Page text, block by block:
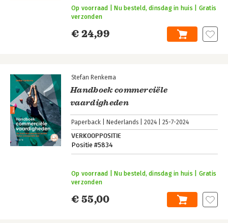
€ 24,99
Op voorraad | Nu besteld, dinsdag in huis | Gratis
verzonden
Stefan Renkema
Handboek commerciële
vaardigheden
Paperback Nederlands 2024 25-7-2024
VERKOOPPOSITIE
Positie #5834
€ 55,00
Op voorraad | Nu besteld, dinsdag in huis | Gratis
verzonden